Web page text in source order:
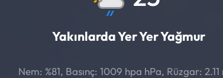
Yakınlarda Yer Yer Yağmur
Nem: %81, Basınç: 1009 hpa hPa, Rüzgar: